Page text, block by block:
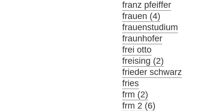
franz pfeiffer
frauen (4)
frauenstudium
fraunhofer
frei otto
freising (2)
frieder schwarz
fries
frm (2)
frm 2 (6)